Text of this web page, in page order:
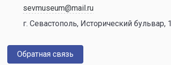
sevmuseum@mail.ru
г. Севастополь, Исторический бульвар, 1
Обратная связь